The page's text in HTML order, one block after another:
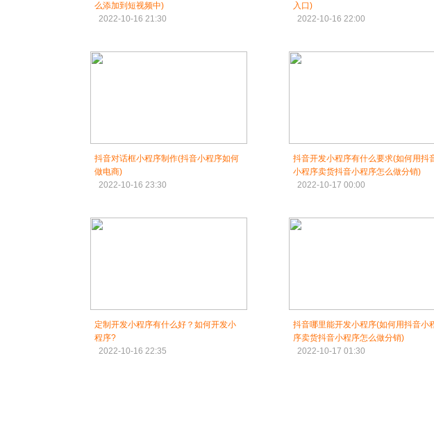
么添加到短视频中)
2022-10-16 21:30
入口)
2022-10-16 22:00
抖音对话框小程序制作(抖音小程序如何
做电商)
2022-10-16 23:30
抖音开发小程序有什么要求(如何用抖
小程序卖货抖音小程序怎么做分销)
2022-10-17 00:00
定制开发小程序有什么好？如何开发小
程序?
2022-10-16 22:35
抖音哪里能开发小程序(如何用抖音小
序卖货抖音小程序怎么做分销)
2022-10-17 01:30